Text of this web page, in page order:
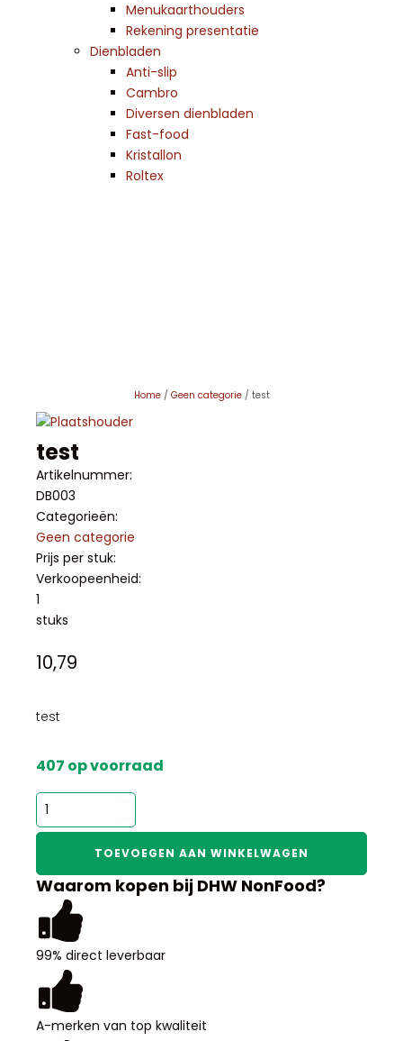
Menukaarthouders
Rekening presentatie
Dienbladen
Anti-slip
Cambro
Diversen dienbladen
Fast-food
Kristallon
Roltex
Home/ Geen categorie/ test
test
Artikelnummer:
DB003
Categorieën:
Geen categorie
Prijs per stuk:
Verkoopeenheid:
1
stuks
10,79
test
407 op voorraad
test
aantal
TOEVOEGEN AAN WINKELWAGEN
Waarom kopen bij DHW NonFood?
99% direct leverbaar
A-merken van top kwaliteit